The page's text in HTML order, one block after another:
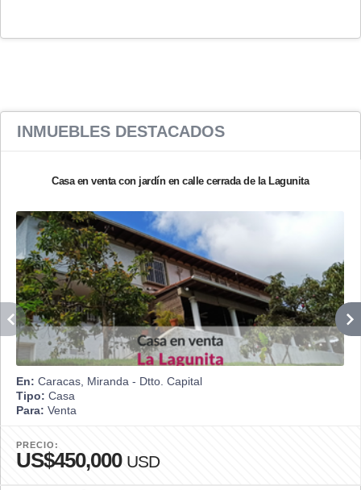
INMUEBLES DESTACADOS
Casa en venta con jardín en calle cerrada de la Lagunita
En: Caracas, Miranda - Dtto. Capital
Tipo: Casa
Para: Venta
PRECIO:
US$450,000 USD